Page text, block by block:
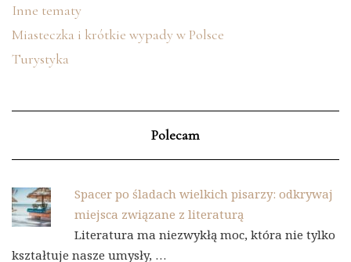
Inne tematy
Miasteczka i krótkie wypady w Polsce
Turystyka
Polecam
Spacer po śladach wielkich pisarzy: odkrywaj
miejsca związane z literaturą
Literatura ma niezwykłą moc, która nie tylko
kształtuje nasze umysły, …